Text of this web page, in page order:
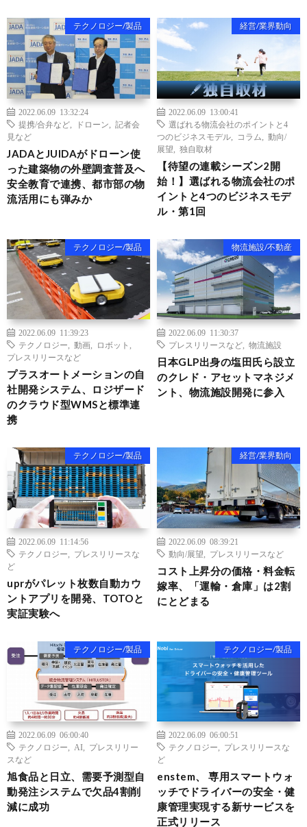
テクノロジー/製品
2022.06.09 13:32:24
提携/合弁など
ドローン
記者会
見など
JADAとJUIDAがドローン使
った建築物の外壁調査普及へ
安全教育で連携、都市部の物
流活用にも弾みか
経営/業界動向
2022.06.09 13:00:41
選ばれる物流会社のポイントと4
つのビジネスモデル
コラム
動向/
展望
独自取材
【待望の連載シーズン2開
始！】選ばれる物流会社のポ
イントと4つのビジネスモデ
ル・第1回
テクノロジー/製品
2022.06.09 11:39:23
テクノロジー
動画 ロボット
プレスリリースなど
プラスオートメーションの自
社開発システム、ロジザード
のクラウド型WMSと標準連
携
物流施設/不動産
2022.06.09 11:30:37
プレスリリースなど
物流施設
日本GLP出身の塩田氏ら設立
のクレド・アセットマネジメ
ント、物流施設開発に参入
テクノロジー/製品
2022.06.09 11:14:56
テクノロジー
プレスリリースな
ど
uprがパレット枚数自動カウ
ントアプリを開発、TOTOと
実証実験へ
経営/業界動向
2022.06.09 08:39:21
動向/展望
プレスリリースなど
コスト上昇分の価格・料金転
嫁率、「運輸・倉庫」は2割
にとどまる
テクノロジー/製品
2022.06.09 06:00:40
テクノロジー
AI
プレスリリー
スなど
旭食品と日立、需要予測型自
動発注システムで欠品4割削
減に成功
テクノロジー/製品
2022.06.09 06:00:51
テクノロジー
プレスリリースな
ど
enstem、 専用スマートウォ
ッチでドライバーの安全・健
康管理実現する新サービスを
正式リリース